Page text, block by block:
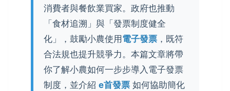
消費者與餐飲業買家。政府也推動
「食材追溯」與「發票制度健全
化」，鼓勵小農使用 電子發票 ，既符
合法規也提升競爭力。本篇文章將帶
你了解小農如何一步步導入電子發票
制度，並介紹 e首發票 如何協助簡化